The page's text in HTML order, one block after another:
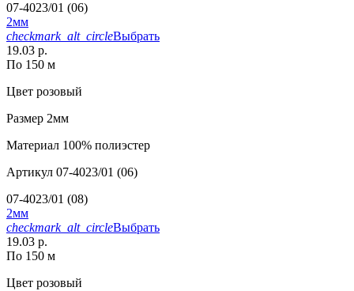
07-4023/01 (06)
2мм
checkmark_alt_circleВыбрать
19.03 р.
По 150 м
Цвет розовый
Размер 2мм
Материал 100% полиэстер
Артикул 07-4023/01 (06)
07-4023/01 (08)
2мм
checkmark_alt_circleВыбрать
19.03 р.
По 150 м
Цвет розовый